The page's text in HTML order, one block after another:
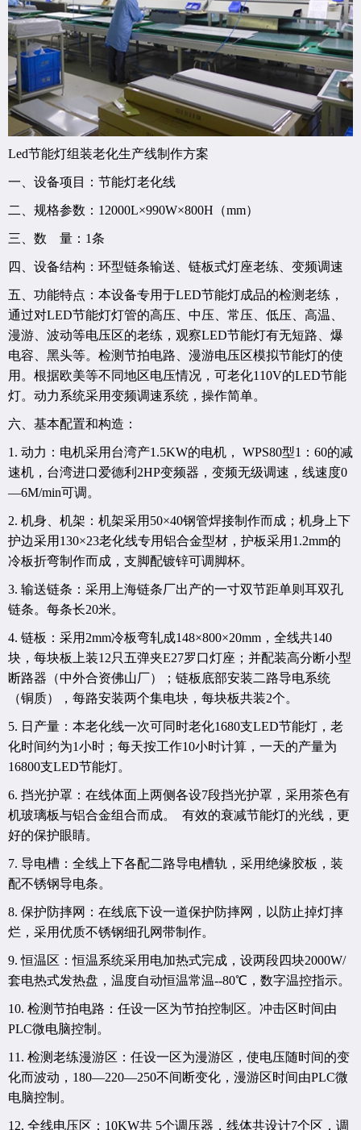
Led节能灯组装老化生产线制作方案
一、设备项目：节能灯老化线
二、规格参数：12000L×990W×800H（mm）
三、数 量：1条
四、设备结构：环型链条输送、链板式灯座老练、变频调速
五、功能特点：本设备专用于LED节能灯成品的检测老练，
通过对LED节能灯灯管的高压、中压、常压、低压、高温、
漫游、波动等电压区的老练，观察LED节能灯有无短路、爆
电容、黑头等。检测节拍电路、漫游电压区模拟节能灯的使
用。根据欧美等不同地区电压情况，可老化110V的LED节能
灯。动力系统采用变频调速系统，操作简单。
六、基本配置和构造：
1. 动力：电机采用台湾产1.5KW的电机， WPS80型1：60的减
速机，台湾进口爱德利2HP变频器，变频无级调速，线速度0
—6M/min可调。
2. 机身、机架：机架采用50×40钢管焊接制作而成；机身上下
护边采用130×23老化线专用铝合金型材，护板采用1.2mm的
冷板折弯制作而成，支脚配镀锌可调脚杯。
3. 输送链条：采用上海链条厂出产的一寸双节距单则耳双孔
链条。每条长20米。
4. 链板：采用2mm冷板弯轧成148×800×20mm，全线共140
块，每块板上装12只五弹夹E27罗口灯座；并配装高分断小型
断路器（中外合资佛山厂）；链板底部安装二路导电系统
（铜质），每路安装两个集电块，每块板共装2个。
5. 日产量：本老化线一次可同时老化1680支LED节能灯，老
化时间约为1小时；每天按工作10小时计算，一天的产量为
16800支LED节能灯。
6. 挡光护罩：在线体面上两侧各设7段挡光护罩，采用茶色有
机玻璃板与铝合金组合而成。 有效的衰减节能灯的光线，更
好的保护眼睛。
7. 导电槽：全线上下各配二路导电槽轨，采用绝缘胶板，装
配不锈钢导电条。
8. 保护防摔网：在线底下设一道保护防摔网，以防止掉灯摔
烂，采用优质不锈钢细孔网带制作。
9. 恒温区：恒温系统采用电加热式完成，设两段四块2000W/
套电热式发热盘，温度自动恒温常温--80℃，数字温控指示。
10. 检测节拍电路：任设一区为节拍控制区。冲击区时间由
PLC微电脑控制。
11. 检测老练漫游区：任设一区为漫游区，使电压随时间的变
化而波动，180—220—250不间断变化，漫游区时间由PLC微
电脑控制。
12. 全线电压区：10KW共 5个调压器，线体共设计7个区，调